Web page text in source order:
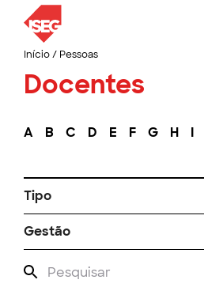
Início/ Pessoas
Docentes
A B C D E F G H I
Tipo
Gestão